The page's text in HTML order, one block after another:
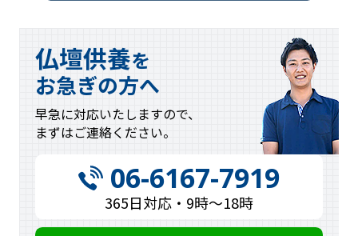
仏壇供養を
お急ぎの方へ
早急に対応いたしますので、
まずはご連絡ください。
06-6167-7919
365日対応・9時〜18時